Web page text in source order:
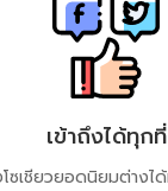
เข้าถึงได้ทุกที่
โซเชียวยอดนิยมต่างไ